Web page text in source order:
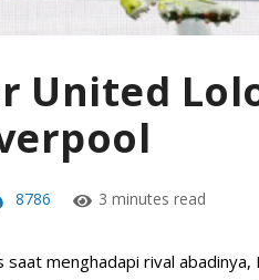
United
8786 3 minutes read
menghadapi rival